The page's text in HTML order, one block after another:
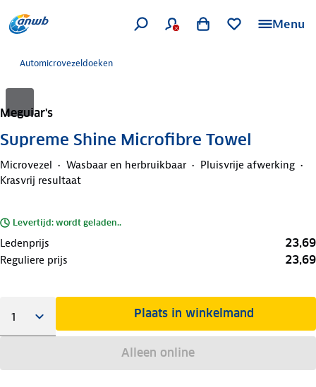
Menu
Automicrovezeldoeken
Meguiar's
Supreme Shine Microfibre Towel
Microvezel Wasbaar en herbruikbaar
Pluisvrije afwerking
Krasvrij resultaat
Levertijd: wordt geladen..
Ledenprijs 23,69
Reguliere prijs 23,69
Plaats in winkelmand
Alleen online